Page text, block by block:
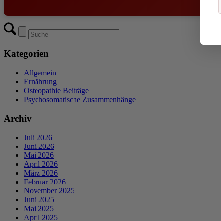
Kategorien
Allgemein
Ernährung
Osteopathie Beiträge
Psychosomatische Zusammenhänge
Archiv
Juli 2026
Juni 2026
Mai 2026
April 2026
März 2026
Februar 2026
November 2025
Juni 2025
Mai 2025
April 2025